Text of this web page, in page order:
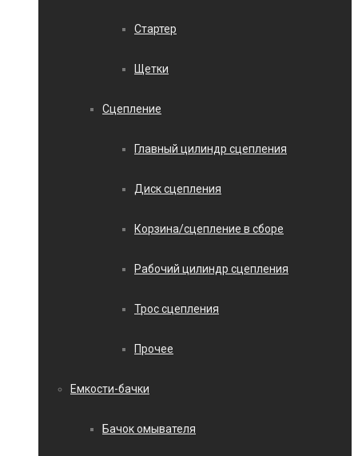
Стартер
Щетки
Сцепление
Главный цилиндр сцепления
Диск сцепления
Корзина/сцепление в сборе
Рабочий цилиндр сцепления
Трос сцепления
Прочее
Емкости-бачки
Бачок омывателя